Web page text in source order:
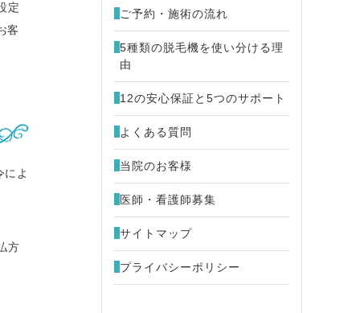
定
客
よ
方
ご予約・施術の流れ
5種類の脱毛機を使い分ける理
由
12の安心保証と5つのサポート
よくある質問
当院のお客様
医師・看護師募集
サイトマップ
プライバシーポリシー